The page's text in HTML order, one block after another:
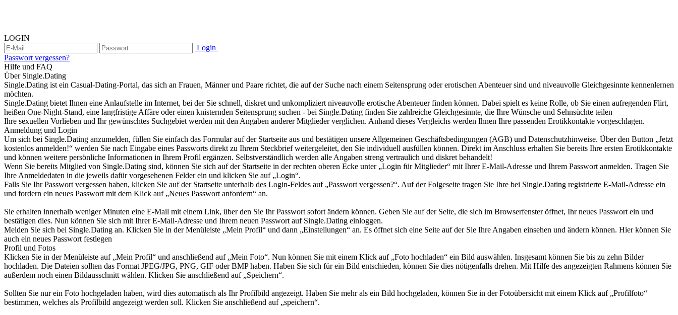
LOGIN
Login
Passwort vergessen?
Hilfe und FAQ
Über Single.Dating
Single.Dating ist ein Casual-Dating-Portal, das sich an Frauen, Männer und Paare richtet, die auf der Suche nach einem Seitensprung oder erotischen Abenteuer sind und niveauvolle Gleichgesinnte kennenlernen
möchten.
Single.Dating bietet Ihnen eine Anlaufstelle im Internet, bei der Sie schnell, diskret und unkompliziert niveauvolle erotische Abenteuer finden können. Dabei spielt es keine Rolle, ob Sie einen aufregenden Flirt,
heißen One-Night-Stand, eine langfristige Affäre oder einen knisternden Seitensprung suchen - bei Single.Dating finden Sie zahlreiche Gleichgesinnte, die Ihre Wünsche und Sehnsüchte teilen
Ihre sexuellen Vorlieben und Ihr gewünschtes Suchgebiet werden mit den Angaben anderer Mitglieder verglichen. Anhand dieses Vergleichs werden Ihnen Ihre passenden Erotikkontakte vorgeschlagen.
Anmeldung und Login
Um sich bei Single.Dating anzumelden, füllen Sie einfach das Formular auf der Startseite aus und bestätigen unsere Allgemeinen Geschäftsbedingungen (AGB) und Datenschutzhinweise. Über den Button „Jetzt
kostenlos anmelden!“ werden Sie nach Eingabe eines Passworts direkt zu Ihrem Steckbrief weitergeleitet, den Sie individuell ausfüllen können. Direkt im Anschluss erhalten Sie bereits Ihre ersten Erotikkontakte
und können weitere persönliche Informationen in Ihrem Profil ergänzen. Selbstverständlich werden alle Angaben streng vertraulich und diskret behandelt!
Wenn Sie bereits Mitglied von Single.Dating sind, können Sie sich auf der Startseite in der rechten oberen Ecke unter „Login für Mitglieder“ mit Ihrer E-Mail-Adresse und Ihrem Passwort anmelden. Tragen Sie
Ihre Anmeldedaten in die jeweils dafür vorgesehenen Felder ein und klicken Sie auf „Login“.
Falls Sie Ihr Passwort vergessen haben, klicken Sie auf der Startseite unterhalb des Login-Feldes auf „Passwort vergessen?“. Auf der Folgeseite tragen Sie Ihre bei Single.Dating registrierte E-Mail-Adresse ein
und fordern ein neues Passwort mit dem Klick auf „Neues Passwort anfordern“ an.
Sie erhalten innerhalb weniger Minuten eine E-Mail mit einem Link, über den Sie Ihr Passwort sofort ändern können. Geben Sie auf der Seite, die sich im Browserfenster öffnet, Ihr neues Passwort ein und
bestätigen dies. Nun können Sie sich mit Ihrer E-Mail-Adresse und Ihrem neuen Passwort auf Single.Dating einloggen.
Melden Sie sich bei Single.Dating an. Klicken Sie in der Menüleiste „Mein Profil“ und dann „Einstellungen“ an. Es öffnet sich eine Seite auf der Sie Ihre Angaben einsehen und ändern können. Hier können Sie
auch ein neues Passwort festlegen
Profil und Fotos
Klicken Sie in der Menüleiste auf „Mein Profil“ und anschließend auf „Mein Foto“. Nun können Sie mit einem Klick auf „Foto hochladen“ ein Bild auswählen. Insgesamt können Sie bis zu zehn Bilder
hochladen. Die Dateien sollten das Format JPEG/JPG, PNG, GIF oder BMP haben. Haben Sie sich für ein Bild entschieden, können Sie dies nötigenfalls drehen. Mit Hilfe des angezeigten Rahmens können Sie
außerdem noch einen Bildausschnitt wählen. Klicken Sie anschließend auf „Speichern“.
Sollten Sie nur ein Foto hochgeladen haben, wird dies automatisch als Ihr Profilbild angezeigt. Haben Sie mehr als ein Bild hochgeladen, können Sie in der Fotoübersicht mit einem Klick auf „Profilfoto“
bestimmen, welches als Profilbild angezeigt werden soll. Klicken Sie anschließend auf „speichern“.